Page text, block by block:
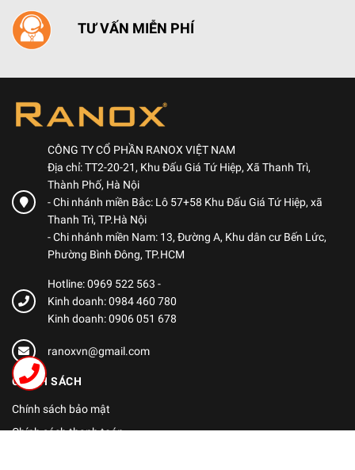
TƯ VẤN MIỄN PHÍ
CÔNG TY CỔ PHẦN RANOX VIỆT NAM
Địa chỉ: TT2-20-21, Khu Đấu Giá Tứ Hiệp, Xã Thanh Trì,
Thành Phố, Hà Nội
- Chi nhánh miền Bắc: Lô 57+58 Khu Đấu Giá Tứ Hiệp, xã
Thanh Trì, TP.Hà Nội
- Chi nhánh miền Nam: 13, Đường A, Khu dân cư Bến Lức,
Phường Bình Đông, TP.HCM
Hotline: 0969 522 563 -
Kinh doanh: 0984 460 780
Kinh doanh: 0906 051 678
ranoxvn@gmail.com
CHÍNH SÁCH
Chính sách bảo mật
Chính sách thanh toán